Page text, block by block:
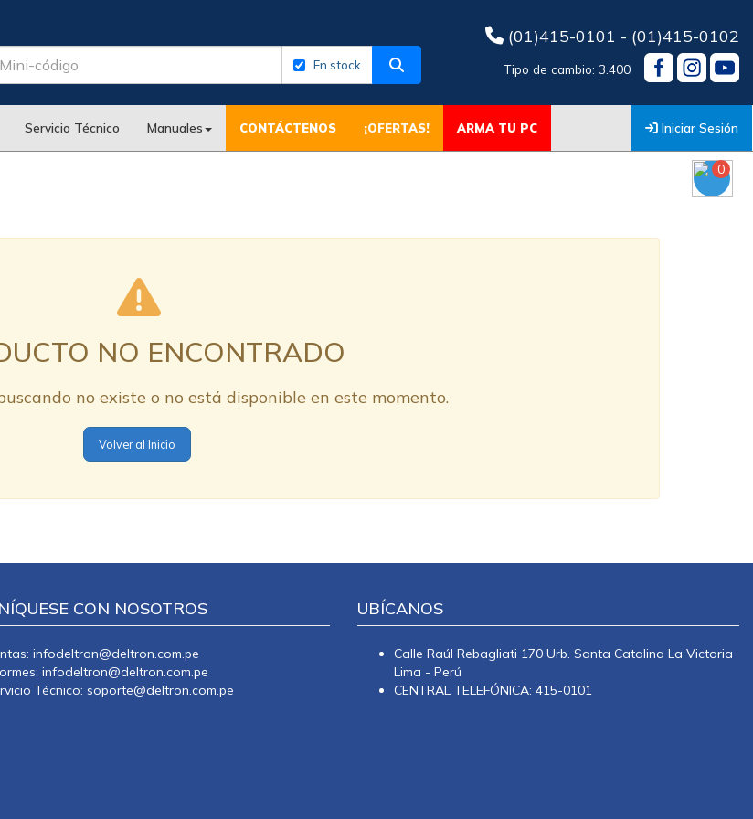
En stock
(01)415-0101 - (01)415-0102
Tipo de cambio: 3.400
Servicio Técnico Manuales CONTÁCTENOS ¡OFERTAS! ARMA TU PC Iniciar Sesión
0
NO ENCONTRADO
no existe o no está disponible en este momento.
Volver al Inicio
CON NOSOTROS
infodeltron@deltron.com.pe
infodeltron@deltron.com.pe
Técnico: soporte@deltron.com.pe
UBÍCANOS
Calle Raúl Rebagliati 170 Urb. Santa Catalina La Victoria
Lima - Perú
CENTRAL TELEFÓNICA: 415-0101